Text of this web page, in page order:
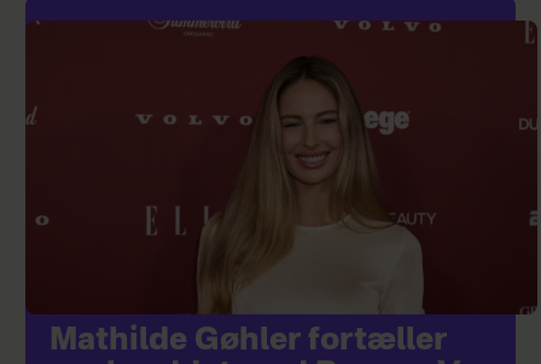
Mathilde Gøhler fortæller